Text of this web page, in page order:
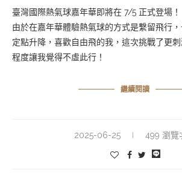
臺灣國際熱氣球嘉年華即將在 7/5 正式登場！
由於在嘉年華體驗熱氣球的方式是繫留飛行
定點升降，喜歡自由飛的我，這次挑戰了更
程度讓我覺得不虛此行！
繼續閱讀
2025-06-25 499 瀏覽